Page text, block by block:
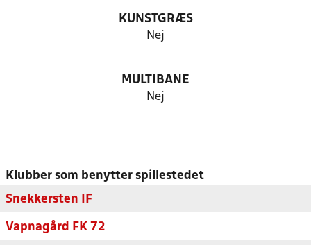
KUNSTGRÆS
Nej
MULTIBANE
Nej
Klubber som benytter spillestedet
Snekkersten IF
Vapnagård FK 72